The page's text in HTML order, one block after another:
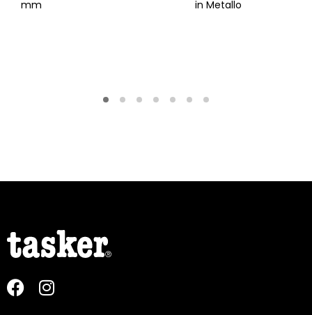
mm
in Metallo